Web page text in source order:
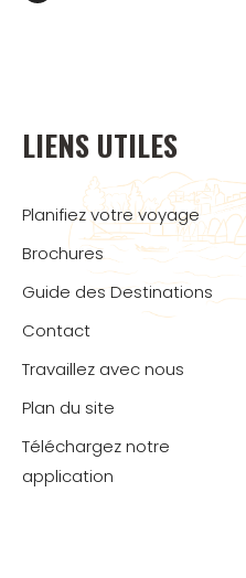
LIENS UTILES
Planifiez votre voyage
Brochures
Guide des Destinations
Contact
Travaillez avec nous
Plan du site
Téléchargez notre
application